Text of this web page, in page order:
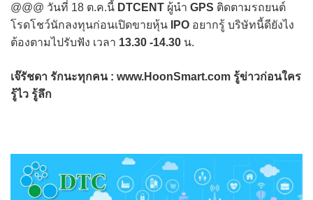
@@@ วันที่ 18 ต.ค.นี้ DTCENT ผู้นำ GPS ติดตามรถยนต์
โรดโชว์นักลงทุนก่อนเปิดขายหุ้น
IPO อยากรู้ บริษัทนี้ดียังไง
ต้องตามไปรับฟัง เวลา 13.30 -14.30 น.
เจ๊รัชดา รักนะทุกคน : www.HoonSmart.com รู้ข่าวก่อนใคร
รู้ไว รู้ลึก